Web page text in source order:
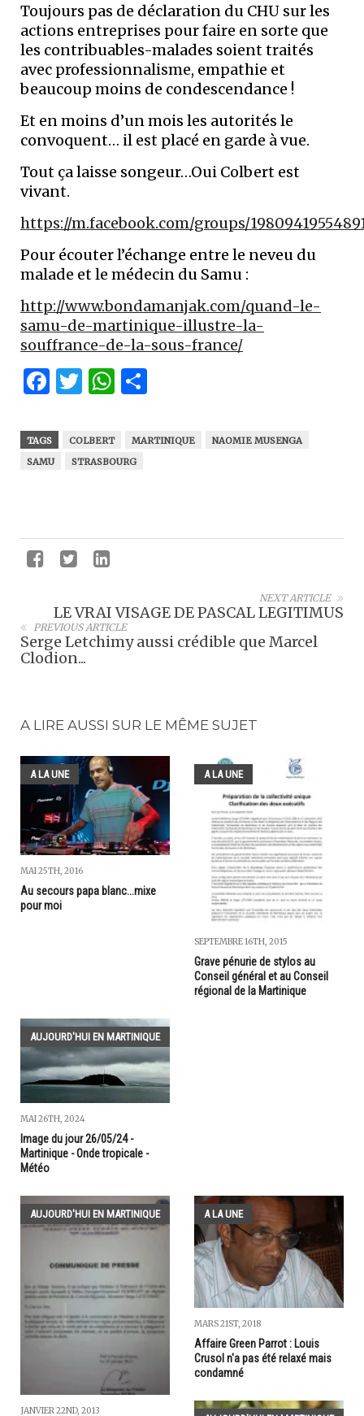
Toujours pas de déclaration du CHU sur les
actions entreprises pour faire en sorte que
les contribuables-malades soient traités
avec professionnalisme, empathie et
beaucoup moins de condescendance !
Et en moins d’un mois les autorités le
convoquent… il est placé en garde à vue.
Tout ça laisse songeur…Oui Colbert est
vivant.
https://m.facebook.com/groups/
Pour écouter l’échange entre le neveu du
malade et le médecin du Samu :
http://www.bondamanjak.com/quand-le-
samu-de-martinique-illustre-la-
souffrance-de-la-sous-france/
Facebook
Twitter
WhatsApp
TAGS COLBERT MARTINIQUE
NAOMIE MUSENGA
SAMU
STRASBOURG
NEXT ARTICLE
LE VRAI VISAGE DE PASCAL LEGITIMUS
PREVIOUS ARTICLE
Serge Letchimy aussi crédible que Marcel
Clodion...
A LIRE AUSSI SUR LE MÊME SUJET
A LA UNE
MAI 25TH, 2016
Au secours papa blanc...mixe
pour moi
A LA UNE
SEPTEMBRE 16TH, 2015
Grave pénurie de stylos au
Conseil général et au Conseil
régional de la Martinique
AUJOURD'HUI EN MARTINIQUE
MAI 26TH, 2024
Image du jour 26/05/24 -
Martinique - Onde tropicale -
Météo
AUJOURD'HUI EN MARTINIQUE
JANVIER 22ND, 2013
A LA UNE
MARS 21ST, 2018
Affaire Green Parrot : Louis
Crusol n'a pas été relaxé mais
condamné